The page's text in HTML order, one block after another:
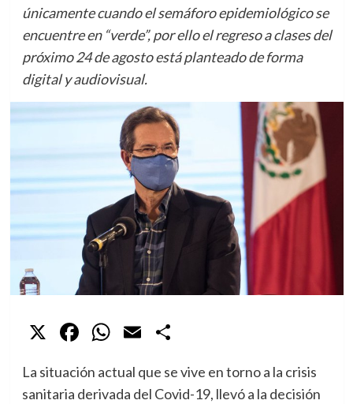
únicamente cuando el semáforo epidemiológico se
encuentre en “verde”, por ello el regreso a clases del
próximo 24 de agosto está planteado de forma
digital y audiovisual.
X Facebook
WhatsApp
Email
La situación actual que se vive en torno a la crisis
sanitaria derivada del Covid-19, llevó a la decisión